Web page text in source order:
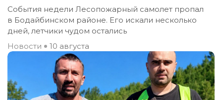
События недели Лесопожарный самолет пропал
в Бодайбинском районе. Его искали несколько
дней, летчики чудом остались
Новости
10 августа